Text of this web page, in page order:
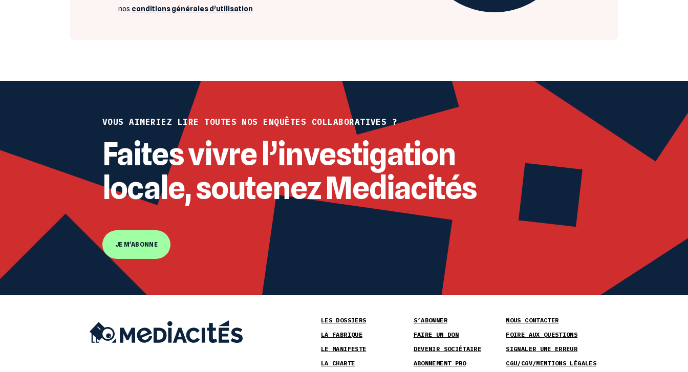
nos conditions générales d’utilisation
VOUS AIMERIEZ LIRE TOUTES NOS ENQUÊTES COLLABORATIVES ?
Faites vivre l’investigation
locale, soutenez Mediacités
JE M'ABONNE
LES DOSSIERS S’ABONNER
NOUS CONTACTER
LA FABRIQUE
FAIRE UN DON
FOIRE AUX QUESTIONS
LE MANIFESTE
DEVENIR SOCIÉTAIRE
SIGNALER UNE ERREUR
LA CHARTE
ABONNEMENT PRO CGU/CGV/MENTIONS LÉGALES